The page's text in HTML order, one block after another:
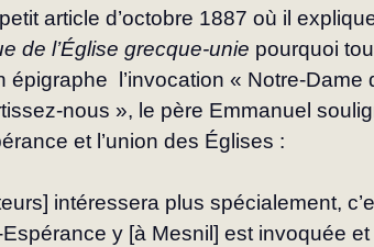
article d’octobre 1887 où il
de l’Église grecque-unie pourquoi
l’invocation « Notre-Dame
nous », le père Emmanuel
et l’union des Églises :
intéressera plus spécialement,
y [à Mesnil] est invoquée